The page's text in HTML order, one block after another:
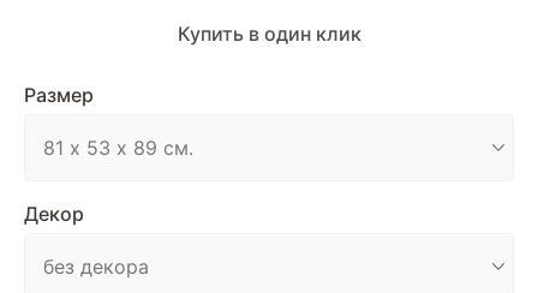
Размер
Декор
Купить в один клик